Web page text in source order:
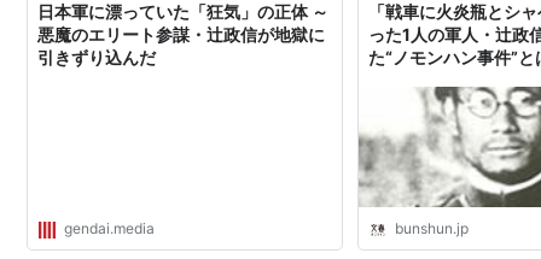
日本軍に漂っていた「狂気」の正体 ～
悪魔のエリート参謀・辻政信が地獄に
引きずり込んだ
gendai.media
「戦車に火炎瓶とシ
った1人の軍人・辻政
た“ノモンハン事件”
bunshun.jp